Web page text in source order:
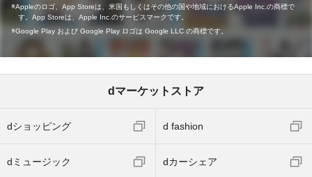
Appleのロゴ、App Storeは、米国もしくはその他の国や地域におけるApple Inc.の商標で
す。App Storeは、Apple Inc.のサービスマークです。
Google Play および Google Play ロゴは Google LLC の商標です。
dマーケットストア
dショッピング d fashion
dミュージック dカーシェア